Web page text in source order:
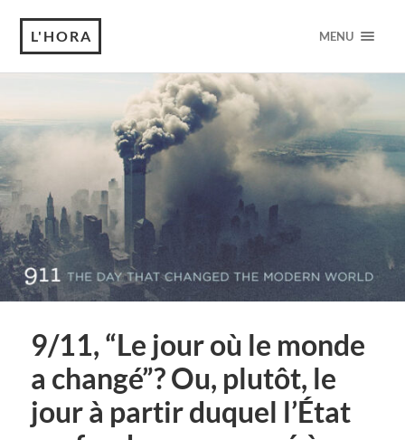
L'HORA MENU
9/11, “Le jour où le monde
a changé”? Ou, plutôt, le
jour à partir duquel l’État